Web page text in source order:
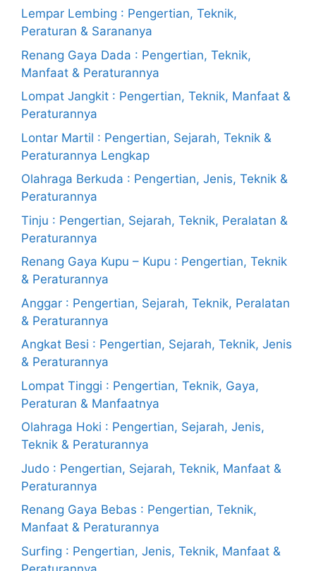
Lempar Lembing : Pengertian, Teknik,
Peraturan & Sarananya
Renang Gaya Dada : Pengertian, Teknik,
Manfaat & Peraturannya
Lompat Jangkit : Pengertian, Teknik, Manfaat &
Peraturannya
Lontar Martil : Pengertian, Sejarah, Teknik &
Peraturannya Lengkap
Olahraga Berkuda : Pengertian, Jenis, Teknik &
Peraturannya
Tinju : Pengertian, Sejarah, Teknik, Peralatan &
Peraturannya
Renang Gaya Kupu – Kupu : Pengertian, Teknik
& Peraturannya
Anggar : Pengertian, Sejarah, Teknik, Peralatan
& Peraturannya
Angkat Besi : Pengertian, Sejarah, Teknik, Jenis
& Peraturannya
Lompat Tinggi : Pengertian, Teknik, Gaya,
Peraturan & Manfaatnya
Olahraga Hoki : Pengertian, Sejarah, Jenis,
Teknik & Peraturannya
Judo : Pengertian, Sejarah, Teknik, Manfaat &
Peraturannya
Renang Gaya Bebas : Pengertian, Teknik,
Manfaat & Peraturannya
Surfing : Pengertian, Jenis, Teknik, Manfaat &